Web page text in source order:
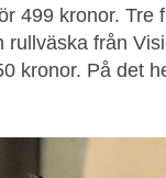
499 kronor. Tre
rullväska från
kronor. På det